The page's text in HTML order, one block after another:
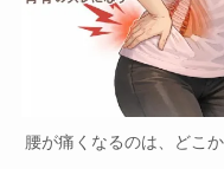
腰が痛くなるのは、どこ